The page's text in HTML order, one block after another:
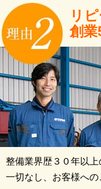
リ
創業
整備業界歴３０年以
一切なし、お客様への